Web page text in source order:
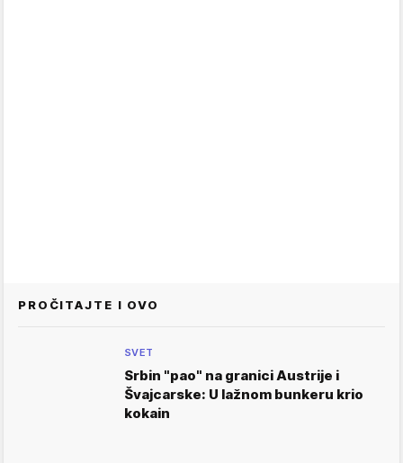
PROČITAJTE I OVO
SVET
Srbin "pao" na granici Austrije i
Švajcarske: U lažnom bunkeru krio
kokain